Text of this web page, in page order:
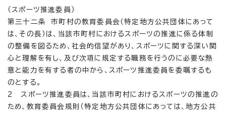
（スポーツ推進委員）
第三十二条 市町村の教育委員会（特定地方公共団体にあって
は、その長）は、当該市町村におけるスポーツの推進に係る体制
の整備を図るため、社会的信望があり、スポーツに関する深い関
心と理解を有し、及び次項に規定する職務を行うのに必要な熱
意と能力を有する者の中から、スポーツ推進委員を委嘱するも
のとする。
2 スポーツ推進委員は、当該市町村におけるスポーツの推進の
ため、教育委員会規則（特定地方公共団体にあっては、地方公共